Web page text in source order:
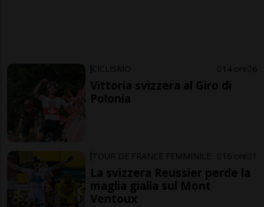
CICLISMO 14 ore 6
Vittoria svizzera al Giro di
Polonia
TOUR DE FRANCE FEMMINILE 16 ore 1
La svizzera Reussier perde la
maglia gialla sul Mont
Ventoux